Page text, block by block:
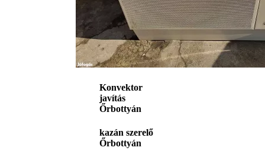
Konvektor
javítás
Őrbottyán
kazán szerelő
Őrbottyán